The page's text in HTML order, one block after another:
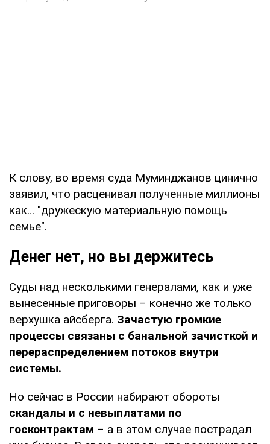
К слову, во время суда Муминджанов цинично
заявил, что расценивал полученные миллионы
как… "дружескую материальную помощь
семье".
Денег нет, но вы держитесь
Суды над несколькими генералами, как и уже
вынесенные приговоры – конечно же только
верхушка айсберга. Зачастую громкие
процессы связаны с банальной зачисткой и
перераспределением потоков внутри
системы.
Но сейчас в России набирают обороты
скандалы и с невыплатами по
госконтрактам – а в этом случае пострадал